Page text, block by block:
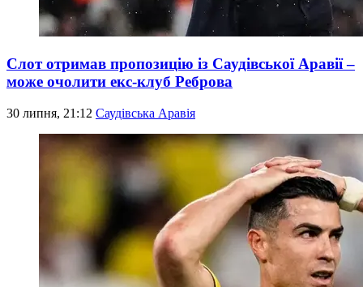
Слот отримав пропозицію із Саудівської Аравії –
може очолити екс-клуб Реброва
30 липня, 21:12 Саудівська Аравія